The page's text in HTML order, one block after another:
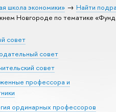
школа экономики» Найти
Новгороде по тематике
совет
совет
совет
профессора и
ординарных профессоров